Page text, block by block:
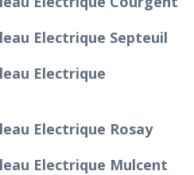
Electrique Septeuil
Electrique
Electrique Rosay
Electrique Mulcent